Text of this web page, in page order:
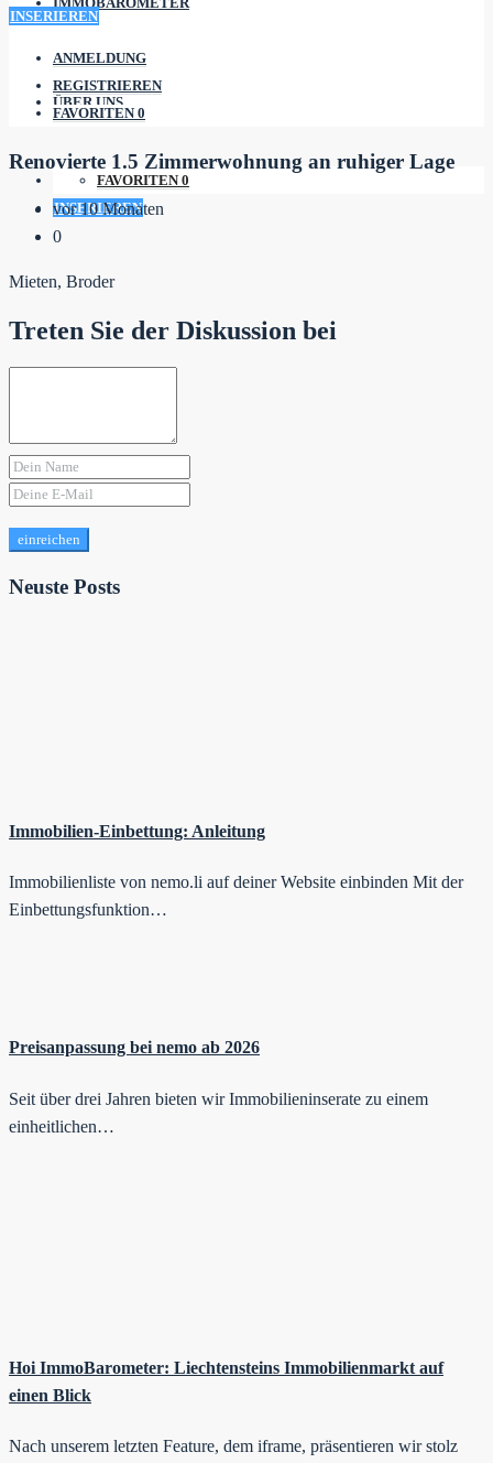
ÜBER UNS
FAVORITEN 0
INSERIEREN
INSERIEREN
ANMELDUNG
REGISTRIEREN
FAVORITEN 0
Renovierte 1.5 Zimmerwohnung an ruhiger Lage
vor 10 Monaten
0
Mieten, Broder
Treten Sie der Diskussion bei
einreichen
Neuste Posts
Immobilien-Einbettung: Anleitung
Immobilienliste von nemo.li auf deiner Website einbinden Mit der
Einbettungsfunktion…
Preisanpassung bei nemo ab 2026
Seit über drei Jahren bieten wir Immobilieninserate zu einem
einheitlichen…
Hoi ImmoBarometer: Liechtensteins Immobilienmarkt auf
einen Blick
Nach unserem letzten Feature, dem iframe, präsentieren wir stolz